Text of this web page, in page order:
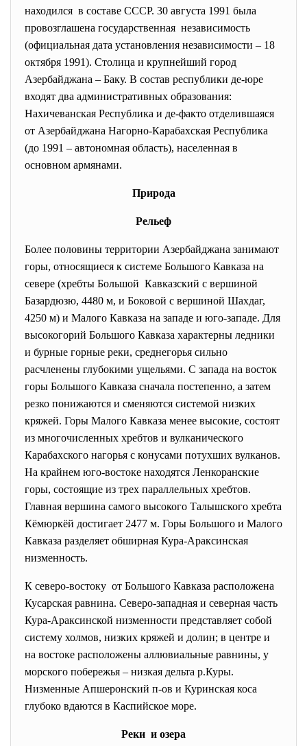
находился в составе СССР. 30 августа 1991 была
провозглашена государственная независимость
(официальная дата установления независимости – 18
октября 1991). Столица и крупнейший город
Азербайджана – Баку. В состав республики де-юре
входят два административных образования:
Нахичеванская Республика и де-факто отделившаяся
от Азербайджана Нагорно-Карабахская Республика
(до 1991 – автономная область), населенная в
основном армянами.
Природа
Рельеф
Более половины территории Азербайджана занимают
горы, относящиеся к системе Большого Кавказа на
севере (хребты Большой Кавказский с вершиной
Базардюзю, 4480 м, и Боковой с вершиной Шахдаг,
4250 м) и Малого Кавказа на западе и юго-западе. Для
высокогорий Большого Кавказа характерны ледники
и бурные горные реки, среднегорья сильно
расчленены глубокими ущельями. С запада на восток
горы Большого Кавказа сначала постепенно, а затем
резко понижаются и сменяются системой низких
кряжей. Горы Малого Кавказа менее высокие, состоят
из многочисленных хребтов и вулканического
Карабахского нагорья с конусами потухших вулканов.
На крайнем юго-востоке находятся Ленкоранские
горы, состоящие из трех параллельных хребтов.
Главная вершина самого высокого Талышского хребта
Кёмюркёй достигает 2477 м. Горы Большого и Малого
Кавказа разделяет обширная Кура-Араксинская
низменность.
К северо-востоку от Большого Кавказа расположена
Кусарская равнина. Северо-западная и северная часть
Кура-Араксинской низменности представляет собой
систему холмов, низких кряжей и долин; в центре и
на востоке расположены аллювиальные равнины, у
морского побережья – низкая дельта р.Куры.
Низменные Апшеронский п-ов и Куринская коса
глубоко вдаются в Каспийское море.
Реки и озера